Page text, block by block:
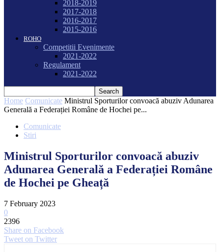
2018-2019
2017-2018
2016-2017
2015-2016
ROHO
Competitii Evenimente
2021-2022
Regulament
2021-2022
Home Comunicate Ministrul Sporturilor convoacă abuziv Adunarea
Generală a Federației Române de Hochei pe...
Comunicate
Stiri
Ministrul Sporturilor convoacă abuziv
Adunarea Generală a Federației Române
de Hochei pe Gheață
7 February 2023
0
2396
Share on Facebook
Tweet on Twitter